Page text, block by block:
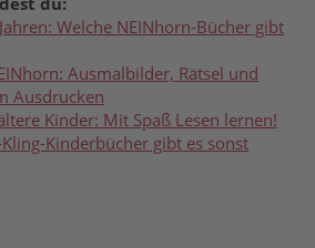
Welche NEINhorn-Bücher gibt
Ausmalbilder, Rätsel und
Ausdrucken
Kinder: Mit Spaß Lesen lernen!
Kinderbücher gibt es sonst